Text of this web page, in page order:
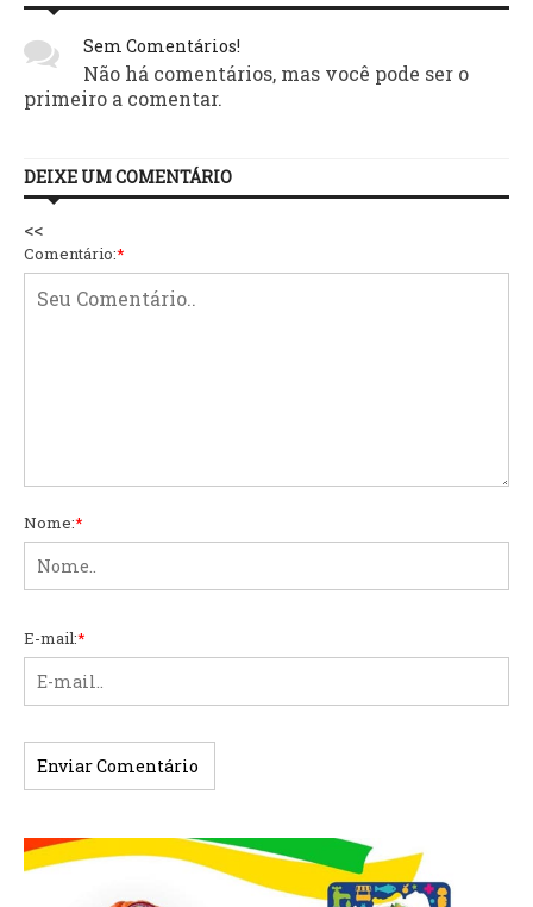
Sem Comentários!
Não há comentários, mas você pode ser o
primeiro a comentar.
DEIXE UM COMENTÁRIO
<<
Comentário:*
Nome:*
E-mail:*